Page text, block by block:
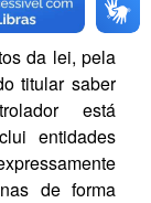
da lei, pela
titular saber
está
entidades
de forma